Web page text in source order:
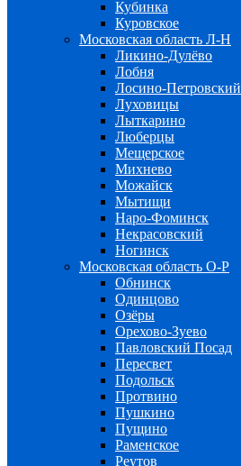
Кубинка
Куровское
Московская область Л-Н
Ликино-Дулёво
Лобня
Лосино-Петровский
Луховицы
Лыткарино
Люберцы
Мещерское
Михнево
Можайск
Мытищи
Наро-Фоминск
Некрасовский
Ногинск
Московская область О-Р
Обнинск
Одинцово
Озёры
Орехово-Зуево
Павловский Посад
Пересвет
Подольск
Протвино
Пушкино
Пущино
Раменское
Реутов